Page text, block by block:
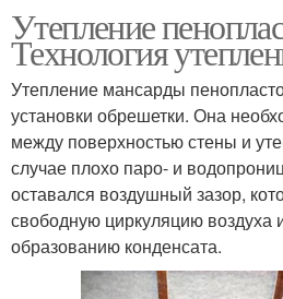
Утепление
Технология
Утепление мансарды
установки обрешетки. Она
между поверхностью стены и
случае плохо паро- и
оставался воздушный зазор,
свободную циркуляцию воздуха
образованию конденсата.